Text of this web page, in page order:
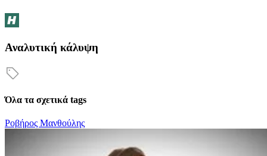
Αναλυτική κάλυψη
Όλα τα σχετικά tags
Ροβήρος Μανθούλης